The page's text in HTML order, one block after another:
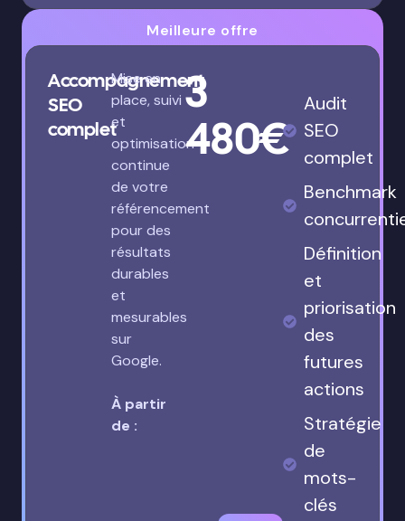
Meilleure offre
Accompagnement
SEO
complet
Mise en
place, suivi
et
optimisation
continue
de votre
référencement
pour des
résultats
durables
et
mesurables
sur
Google.
À partir
de :
3
480€
Audit
SEO
complet
Benchmark
Définition
et
priorisation
des
futures
actions
Stratégie
de
mots-
clés